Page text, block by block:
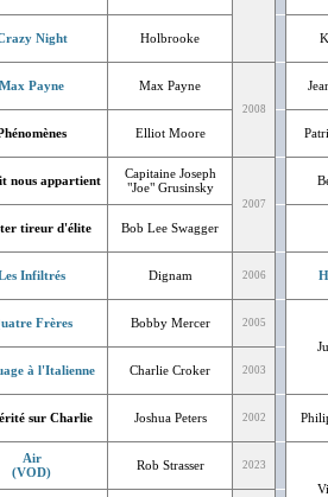
Night Holbrooke
Max Payne Max Payne
2008
Elliot Moore
nous appartient
Capitaine Joseph
"Joe" Grusinsky
2007
tireur d'élite Bob Lee Swagger
Infiltrés Dignam 2006
Frères Bobby Mercer 2005
à l'Italienne
Charlie Croker 2003
sur Charlie Joshua Peters 2002
Air
(VOD)
Rob Strasser 2023